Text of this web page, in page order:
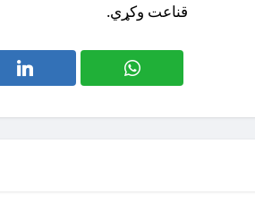
قناعت وکړي.